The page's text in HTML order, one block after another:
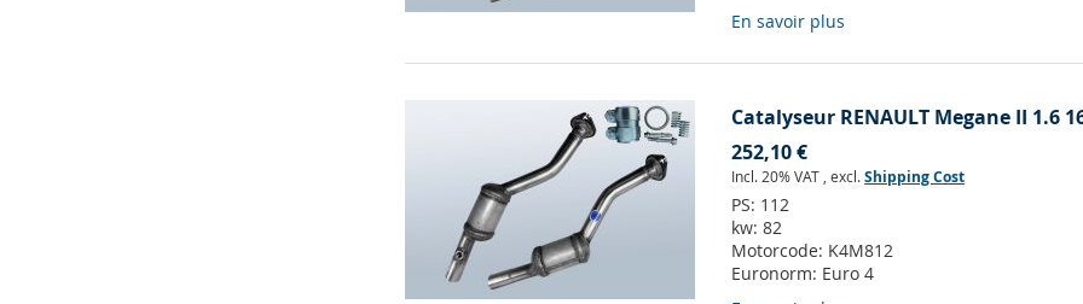
En savoir plus
Catalyseur RENAULT Megane II 1.6
252,10 €
Incl. 20% VAT ,excl.Shipping Cost
PS: 112
kw:82
Motorcode: K4M812
Euronorm: Euro 4